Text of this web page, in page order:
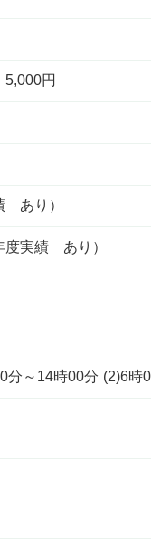
円
あり）
実績 あり）
分～14時00分 (2)6